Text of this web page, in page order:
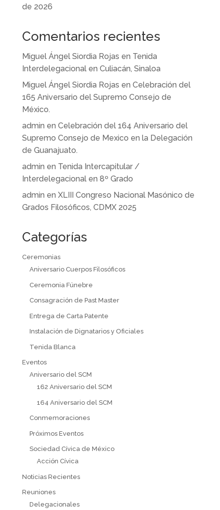
de 2026
Comentarios recientes
Miguel Ángel Siordia Rojas en Tenida
Interdelegacional en Culiacán, Sinaloa
Miguel Ángel Siordia Rojas en Celebración del
165 Aniversario del Supremo Consejo de
México.
admin en Celebración del 164 Aniversario del
Supremo Consejo de Mexico en la Delegación
de Guanajuato.
admin en Tenida Intercapitular /
Interdelegacional en 8º Grado
admin en XLIII Congreso Nacional Masónico de
Grados Filosóficos, CDMX 2025
Categorías
Ceremonias
Aniversario Cuerpos Filosóficos
Ceremonia Fúnebre
Consagración de Past Master
Entrega de Carta Patente
Instalación de Dignatarios y Oficiales
Tenida Blanca
Eventos
Aniversario del SCM
162 Aniversario del SCM
164 Aniversario del SCM
Conmemoraciones
Próximos Eventos
Sociedad Cívica de México
Acción Cívica
Noticias Recientes
Reuniones
Delegacionales